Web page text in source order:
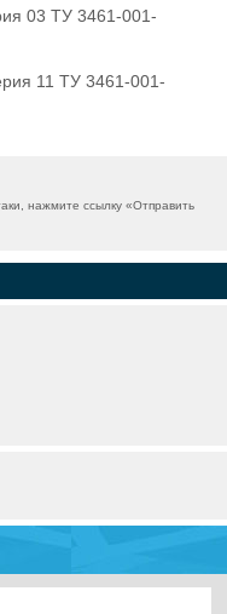
03 ТУ 3461-001-
11 ТУ 3461-001-
нажмите ссылку «Отправить